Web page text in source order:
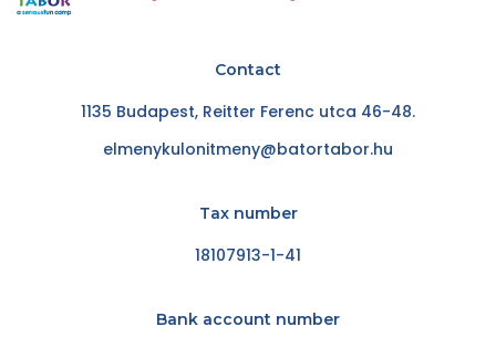
Contact
1135 Budapest, Reitter Ferenc utca 46-48.
elmenykulonitmeny@batortabor.hu
Tax number
18107913-1-41
Bank account number